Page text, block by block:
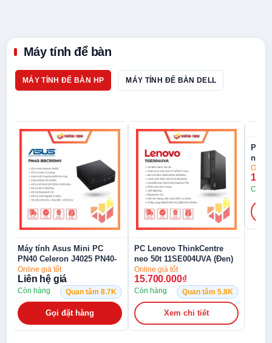
Máy tính để bàn
MÁY TÍNH ĐỂ BÀN HP MÁY TÍNH ĐỂ BÀN DELL
PC Lenovo ThinkCentre
neo 50t 11SE004UVA (Đen)
Online giá tốt
15.700.000₫
Còn hàng Quan tâm 5.8K
Xem chi tiết
PC Lenovo ThinkCentre
neo 50s 11T0004XVA_89034
Online giá tốt
15.600.000₫
Còn hàng Quan tâm 2.4K
Xem chi tiết
PC
neo
Còn